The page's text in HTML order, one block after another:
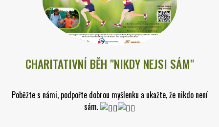
CHARITATIVNÍ BĚH "NIKDY NEJSI SÁM"
Poběžte s námi, podpořte dobrou myšlenku a ukažte, že nikdo není
sám.